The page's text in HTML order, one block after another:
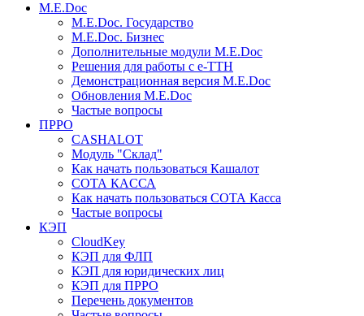
M.E.Doc
M.E.Doc. Государство
M.E.Doc. Бизнес
Дополнительные модули M.E.Doc
Решения для работы с е-ТТН
Демонстрационная версия M.E.Doc
Обновления M.E.Doc
Частые вопросы
ПРРО
CASHALOT
Модуль "Склад"
Как начать пользоваться Кашалот
СОТА КАCСА
Как начать пользоваться СОТА Касса
Частые вопросы
КЭП
CloudKey
КЭП для ФЛП
КЭП для юридических лиц
КЭП для ПРРО
Перечень документов